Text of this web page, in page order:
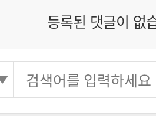
등록된 댓글이 없